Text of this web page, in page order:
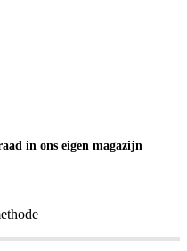
in ons eigen magazijn